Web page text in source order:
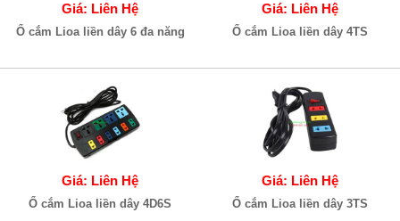
Giá: Liên Hệ
Ổ cắm Lioa liền dây 6 đa năng
Giá: Liên Hệ
Ổ cắm Lioa liền dây 4TS
Giá: Liên Hệ
Ổ cắm Lioa liền dây 4D6S
Giá: Liên Hệ
Ổ cắm Lioa liền dây 3TS